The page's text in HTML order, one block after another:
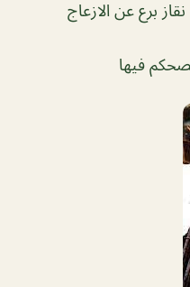
برع عن الازعاج
فيها